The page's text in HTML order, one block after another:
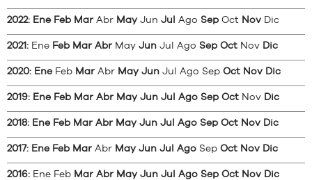
2022: Ene Feb Mar Abr May Jun Jul Ago Sep Oct Nov Dic
2021: Ene Feb Mar Abr May Jun Jul Ago Sep Oct Nov Dic
2020: Ene Feb Mar Abr May Jun Jul Ago Sep Oct Nov Dic
2019: Ene Feb Mar Abr May Jun Jul Ago Sep Oct Nov Dic
2018: Ene Feb Mar Abr May Jun Jul Ago Sep Oct Nov Dic
2017: Ene Feb Mar Abr May Jun Jul Ago Sep Oct Nov Dic
2016: Ene Feb Mar Abr May Jun Jul Ago Sep Oct Nov Dic